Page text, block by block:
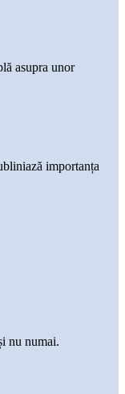
asupra unor
importanța
nu numai.